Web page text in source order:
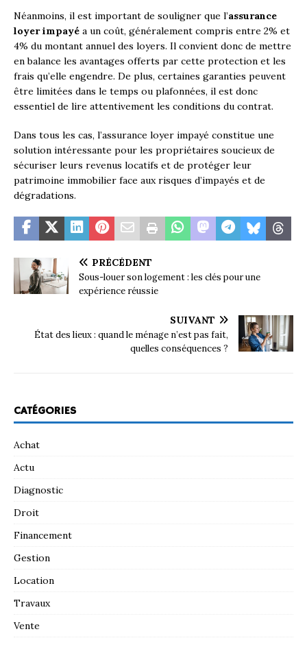
Néanmoins, il est important de souligner que l’assurance
loyer impayé a un coût, généralement compris entre 2% et
4% du montant annuel des loyers. Il convient donc de mettre
en balance les avantages offerts par cette protection et les
frais qu’elle engendre. De plus, certaines garanties peuvent
être limitées dans le temps ou plafonnées, il est donc
essentiel de lire attentivement les conditions du contrat.
Dans tous les cas, l’assurance loyer impayé constitue une
solution intéressante pour les propriétaires soucieux de
sécuriser leurs revenus locatifs et de protéger leur
patrimoine immobilier face aux risques d’impayés et de
dégradations.
PRÉCÉDENT
Sous-louer son logement : les clés pour une
expérience réussie
SUIVANT
État des lieux : quand le ménage n’est pas fait,
quelles conséquences ?
CATÉGORIES
Achat
Actu
Diagnostic
Droit
Financement
Gestion
Location
Travaux
Vente